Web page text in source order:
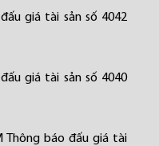
giá tài sản số 4042
giá tài sản số 4040
Thông báo đấu giá tài